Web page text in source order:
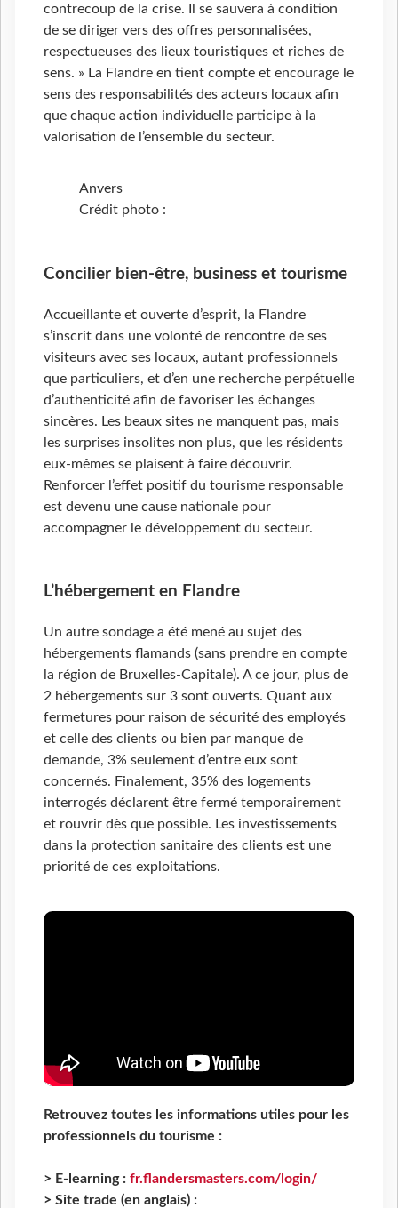
contrecoup de la crise. Il se sauvera à condition
de se diriger vers des offres personnalisées,
respectueuses des lieux touristiques et riches de
sens. » La Flandre en tient compte et encourage le
sens des responsabilités des acteurs locaux afin
que chaque action individuelle participe à la
valorisation de l’ensemble du secteur.
Anvers
Crédit photo :
Concilier bien-être, business et tourisme
Accueillante et ouverte d’esprit, la Flandre
s’inscrit dans une volonté de rencontre de ses
visiteurs avec ses locaux, autant professionnels
que particuliers, et d’en une recherche perpétuelle
d’authenticité afin de favoriser les échanges
sincères. Les beaux sites ne manquent pas, mais
les surprises insolites non plus, que les résidents
eux-mêmes se plaisent à faire découvrir.
Renforcer l’effet positif du tourisme responsable
est devenu une cause nationale pour
accompagner le développement du secteur.
L’hébergement en Flandre
Un autre sondage a été mené au sujet des
hébergements flamands (sans prendre en compte
la région de Bruxelles-Capitale). A ce jour, plus de
2 hébergements sur 3 sont ouverts. Quant aux
fermetures pour raison de sécurité des employés
et celle des clients ou bien par manque de
demande, 3% seulement d’entre eux sont
concernés. Finalement, 35% des logements
interrogés déclarent être fermé temporairement
et rouvrir dès que possible. Les investissements
dans la protection sanitaire des clients est une
priorité de ces exploitations.
Retrouvez toutes les informations utiles pour les
professionnels du tourisme :
> E-learning : fr.flandersmasters.com/login/
> Site trade (en anglais) :